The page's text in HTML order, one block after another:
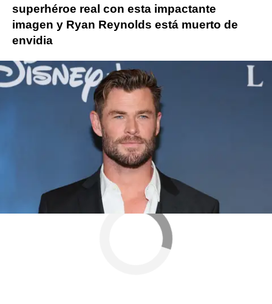
superhéroe real con esta impactante
imagen y Ryan Reynolds está muerto de
envidia
Más sobre este tema:
Armie Hammer